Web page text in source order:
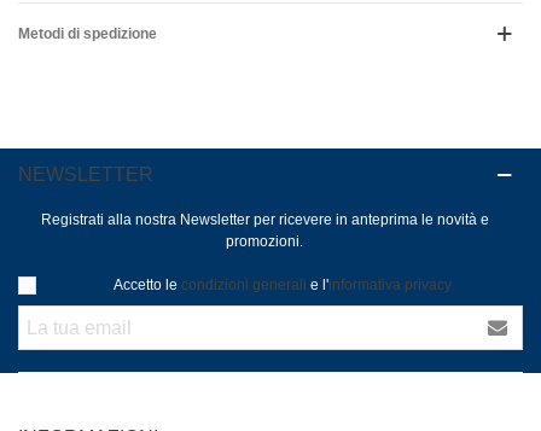
Metodi di spedizione
NEWSLETTER
Registrati alla nostra Newsletter per ricevere in anteprima le novità e
promozioni.
Accetto le condizioni generali e l'informativa privacy